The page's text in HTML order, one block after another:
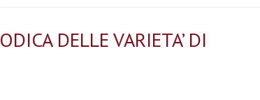
DELLE VARIETA’ DI